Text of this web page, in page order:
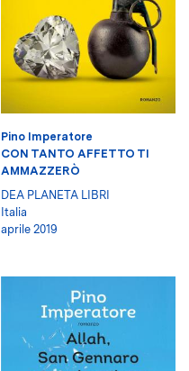
Pino Imperatore
CON TANTO AFFETTO TI
AMMAZZERÒ
DEA PLANETA LIBRI
Italia
aprile 2019